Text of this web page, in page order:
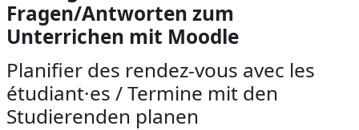
Fragen/Antworten zum
Unterrichen mit Moodle
Planifier des rendez-vous avec les
étudiant·es / Termine mit den
Studierenden planen